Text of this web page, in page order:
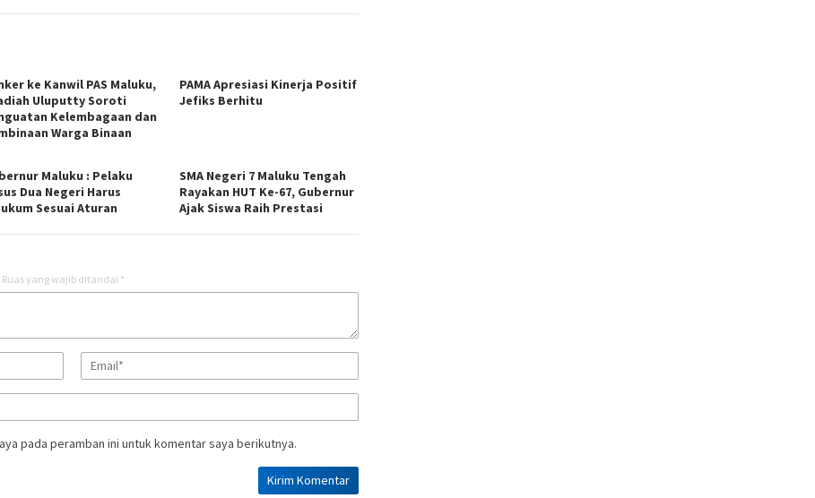
ke Kanwil PAS Maluku,
Uluputty Soroti
Kelembagaan dan
Warga Binaan
PAMA Apresiasi Kinerja Positif
Jefiks Berhitu
Maluku : Pelaku
Dua Negeri Harus
Sesuai Aturan
SMA Negeri 7 Maluku Tengah
Rayakan HUT Ke-67, Gubernur
Ajak Siswa Raih Prestasi
Ruas yang wajib ditandai *
pada peramban ini untuk komentar saya berikutnya.